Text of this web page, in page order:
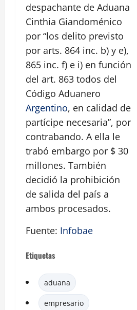
despachante de Aduana
Cinthia Giandoménico
por “los delito previsto
por arts. 864 inc. b) y e),
865 inc. f) e i) en función
del art. 863 todos del
Código Aduanero
Argentino, en calidad de
partícipe necesaria”, por
contrabando. A ella le
trabó embargo por $ 30
millones. También
decidió la prohibición
de salida del país a
ambos procesados.
Fuente: Infobae
Etiquetas
aduana
empresario